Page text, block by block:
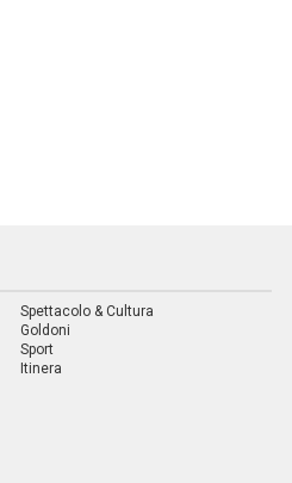
Spettacolo & Cultura
Goldoni
Sport
Itinera